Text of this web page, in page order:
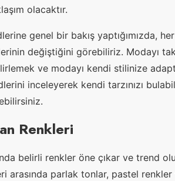
olacaktır.
genel bir bakış yaptığımızda,
değiştiğini görebiliriz. Modayı
ve modayı kendi stilinize
inceleyerek kendi tarzınızı
Renkleri
belirli renkler öne çıkar ve trend
arasında parlak tonlar, pastel